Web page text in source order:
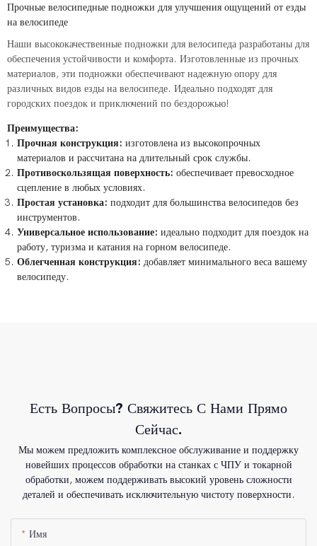
Прочные велосипедные подножки для улучшения ощущений от езды
на велосипеде
Наши высококачественные подножки для велосипеда разработаны для
обеспечения устойчивости и комфорта. Изготовленные из прочных
материалов, эти подножки обеспечивают надежную опору для
различных видов езды на велосипеде. Идеально подходят для
городских поездок и приключений по бездорожью!
Преимущества:
Прочная конструкция: изготовлена ​​из высокопрочных
материалов и рассчитана на длительный срок службы.
Противоскользящая поверхность: обеспечивает превосходное
сцепление в любых условиях.
Простая установка: подходит для большинства велосипедов без
инструментов.
Универсальное использование: идеально подходит для поездок на
работу, туризма и катания на горном велосипеде.
Облегченная конструкция: добавляет минимального веса вашему
велосипеду.
Есть Вопросы? Свяжитесь С Нами Прямо
Сейчас.
Мы можем предложить комплексное обслуживание и поддержку
новейших процессов обработки на станках с ЧПУ и токарной
обработки, можем поддерживать высокий уровень сложности
деталей и обеспечивать исключительную чистоту поверхности.
Имя